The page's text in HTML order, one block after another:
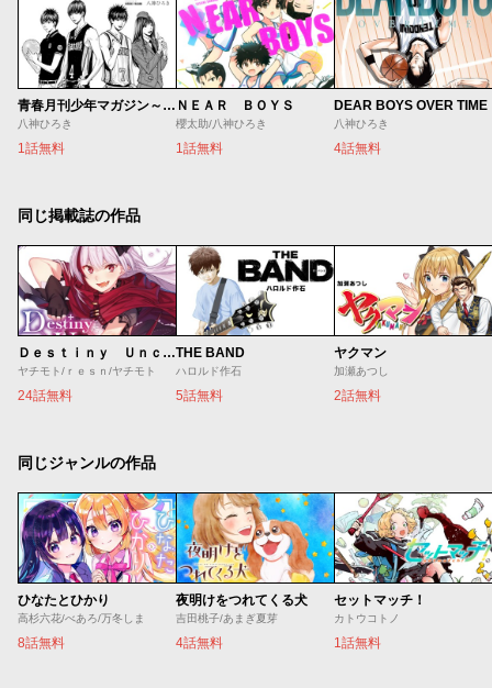
青春月刊少年マガジン～八神デビュー秘話～
八神ひろき
1話無料
ＮＥＡＲ ＢＯＹＳ
櫻太助/八神ひろき
1話無料
DEAR BOYS OVER TIME
八神ひろき
4話無料
同じ掲載誌の作品
Ｄｅｓｔｉｎｙ Ｕｎｃｈａｉｎ Ｏｎｌｉｎｅ 吸血鬼少女となって、やがて『赤の魔王』と呼ばれるようになりました
ヤチモト/ｒｅｓｎ/ヤチモト
24話無料
THE BAND
ハロルド作石
5話無料
ヤクマン
加瀬あつし
2話無料
同じジャンルの作品
ひなたとひかり
高杉六花/べあろ/万冬しま
8話無料
夜明けをつれてくる犬
吉田桃子/あまぎ夏芽
4話無料
セットマッチ！
カトウコトノ
1話無料